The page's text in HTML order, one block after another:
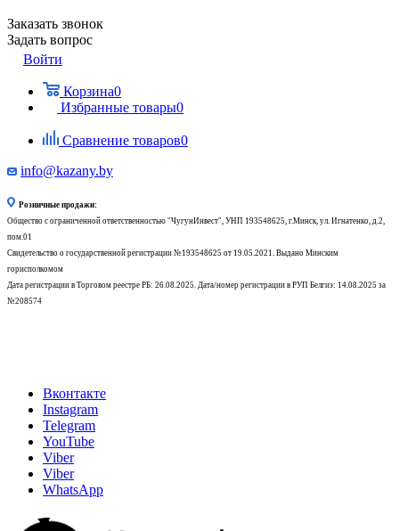
Заказать звонок
Задать вопрос
Войти
Корзина0
Избранные товары0
Сравнение товаров0
info@kazany.by
Розничные продажи:
Общество с ограниченной ответственностью "ЧугунИнвест", УНП 193548625, г.Минск, ул. Игнатенко, д.2,
пом.01
Свидетельство о государственной регистрации №193548625 от 19.05.2021. Выдано Минским
горисполкомом
Дата регистрации в Торговом реестре РБ: 26.08.2025. Дата/номер регистрации в РУП Белгиэ: 14.08.2025 за
№208574
Вконтакте
Instagram
Telegram
YouTube
Viber
Viber
WhatsApp